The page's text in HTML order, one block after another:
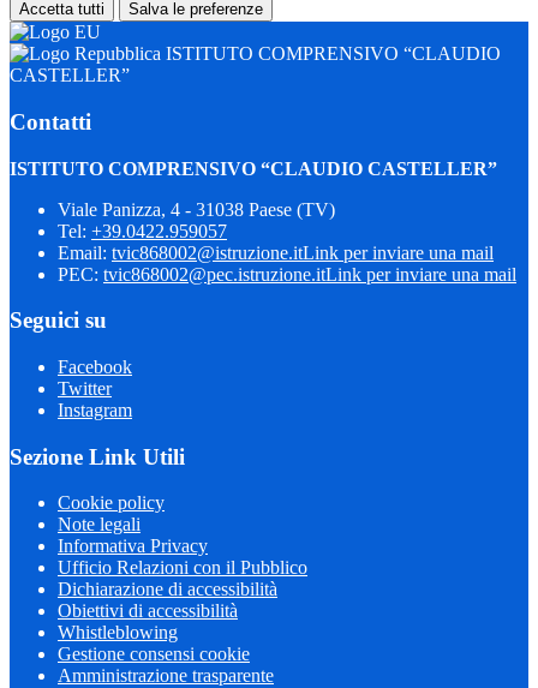
Accetta tutti Salva le preferenze
ISTITUTO COMPRENSIVO “CLAUDIO
CASTELLER”
Contatti
ISTITUTO COMPRENSIVO “CLAUDIO CASTELLER”
Viale Panizza, 4 - 31038 Paese (TV)
Tel: +39.0422.959057
Email: tvic868002@istruzione.itLink per inviare una mail
PEC: tvic868002@pec.istruzione.itLink per inviare una mail
Seguici su
Facebook
Twitter
Instagram
Sezione Link Utili
Cookie policy
Note legali
Informativa Privacy
Ufficio Relazioni con il Pubblico
Dichiarazione di accessibilità
Obiettivi di accessibilità
Whistleblowing
Gestione consensi cookie
Amministrazione trasparente